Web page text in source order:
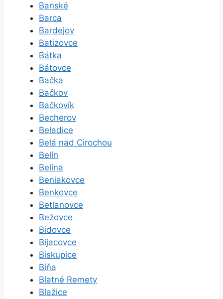
Banské
Barca
Bardejov
Batizovce
Bátka
Bátovce
Bačka
Bačkov
Bačkovík
Becherov
Beladice
Belá nad Cirochou
Belín
Belina
Beniakovce
Benkovce
Betlanovce
Bežovce
Bidovce
Bijacovce
Biskupice
Bíňa
Blatné Remety
Blažice